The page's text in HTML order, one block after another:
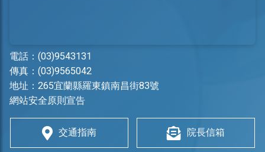
電話： (03)9543131
傳真：(03)9565042
地址： 265宜蘭縣羅東鎮南昌街83號
網站安全原則宣告
交通指南 院長信箱